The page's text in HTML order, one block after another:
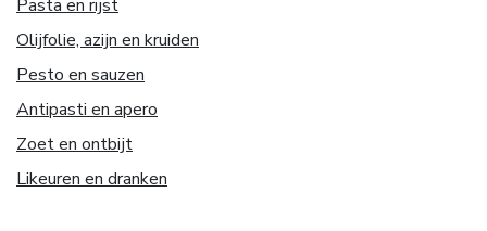
Pasta en rijst
Olijfolie, azijn en kruiden
Pesto en sauzen
Antipasti en apero
Zoet en ontbijt
Likeuren en dranken